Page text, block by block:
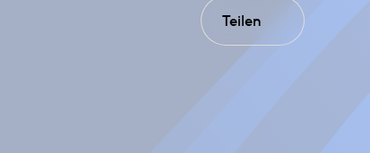
Teilen